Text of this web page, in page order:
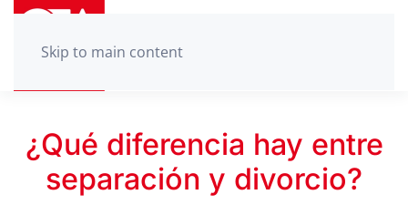
Skip to main content
¿Qué diferencia hay entre
separación y divorcio?